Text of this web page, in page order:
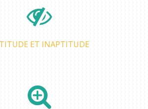
ET INAPTITUDE